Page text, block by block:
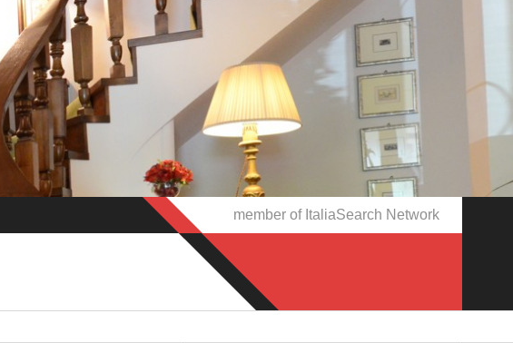
member of ItaliaSearch Network